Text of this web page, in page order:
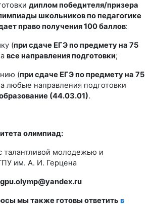
диплом победителя/призера
школьников по педагогике
право получения 100 баллов:
(при сдаче ЕГЭ по предмету на 75
все направления подготовки;
(при сдаче ЕГЭ по предмету на 75
любые направления подготовки
(44.03.01).
олимпиад:
талантливой молодежью и
им. А. И. Герцена
мы также готовы ответить в